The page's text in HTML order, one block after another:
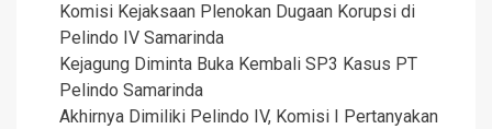
Komisi Kejaksaan Plenokan Dugaan Korupsi di
Pelindo IV Samarinda
Kejagung Diminta Buka Kembali SP3 Kasus PT
Pelindo Samarinda
Akhirnya Dimiliki Pelindo IV, Komisi I Pertanyakan